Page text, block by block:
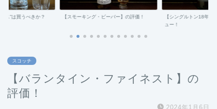
ス”は買うべきか？ 【スモーキング・ビーバー】の評価！
【シングルトン18年ダ
ュー！
スコッチ
【バランタイン・ファイネスト】の
評価！
2024年1月6日